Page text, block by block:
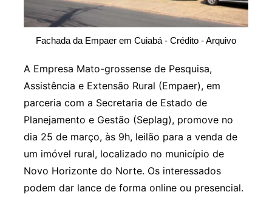
Fachada da Empaer em Cuiabá - Crédito - Arquivo
A Empresa Mato-grossense de Pesquisa,
Assistência e Extensão Rural (Empaer), em
parceria com a Secretaria de Estado de
Planejamento e Gestão (Seplag), promove no
dia 25 de março, às 9h, leilão para a venda de
um imóvel rural, localizado no município de
Novo Horizonte do Norte. Os interessados
podem dar lance de forma online ou presencial.